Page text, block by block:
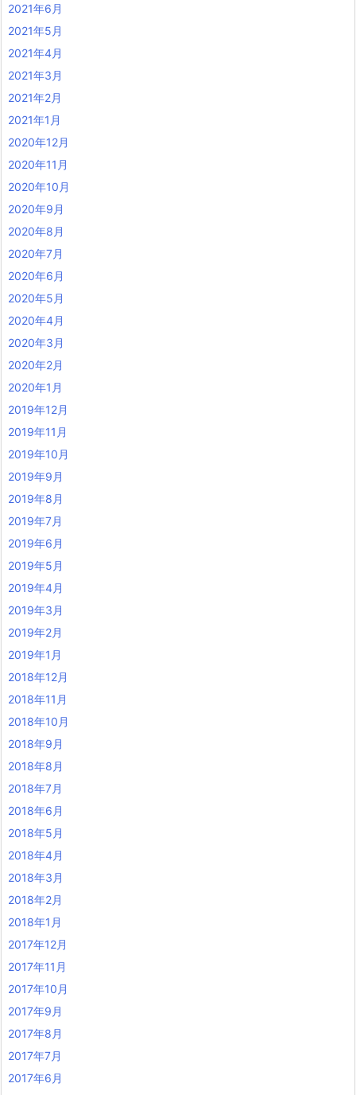
2021年6月
2021年5月
2021年4月
2021年3月
2021年2月
2021年1月
2020年12月
2020年11月
2020年10月
2020年9月
2020年8月
2020年7月
2020年6月
2020年5月
2020年4月
2020年3月
2020年2月
2020年1月
2019年12月
2019年11月
2019年10月
2019年9月
2019年8月
2019年7月
2019年6月
2019年5月
2019年4月
2019年3月
2019年2月
2019年1月
2018年12月
2018年11月
2018年10月
2018年9月
2018年8月
2018年7月
2018年6月
2018年5月
2018年4月
2018年3月
2018年2月
2018年1月
2017年12月
2017年11月
2017年10月
2017年9月
2017年8月
2017年7月
2017年6月